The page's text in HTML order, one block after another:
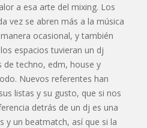
a esa arte del mixing. Los
vez se abren más a la música
ocasional, y también
espacios tuvieran un dj
de techno, edm, house y
Nuevos referentes han
listas y su gusto, que si nos
detrás de un dj es una
y un beatmatch, así que si la